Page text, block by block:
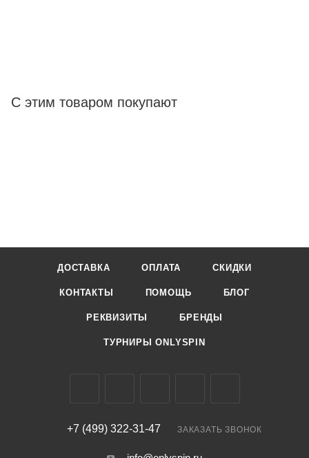
С этим товаром покупают
ДОСТАВКА ОПЛАТА СКИДКИ
КОНТАКТЫ ПОМОЩЬ БЛОГ
РЕКВИЗИТЫ БРЕНДЫ
ТУРНИРЫ ONLYSPIN
+7 (499) 322-31-47 ЗАКАЗАТЬ ЗВОНОК